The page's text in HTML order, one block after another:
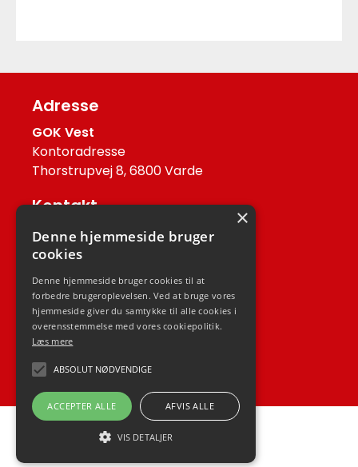
Adresse
GOK Vest
Kontoradresse
Thorstrupvej 8, 6800 Varde
Kontakt
Helle Nyland Haltrup
Tlf.: 75 29 92 67
Job
Job hos GOK Vest
En del af
×
Denne hjemmeside bruger
cookies
Denne hjemmeside bruger cookies til at
forbedre brugeroplevelsen. Ved at bruge vores
hjemmeside giver du samtykke til alle cookies i
overensstemmelse med vores cookiepolitik.
Læs mere
ABSOLUT NØDVENDIGE
ACCEPTER ALLE AFVIS ALLE
VIS DETALJER